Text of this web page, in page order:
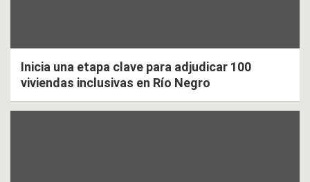
Inicia una etapa clave para adjudicar 100
viviendas inclusivas en Río Negro